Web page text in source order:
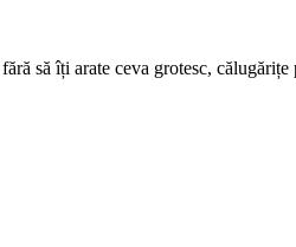
să îți arate ceva grotesc,